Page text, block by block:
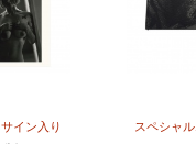
サイン入り スペシャ